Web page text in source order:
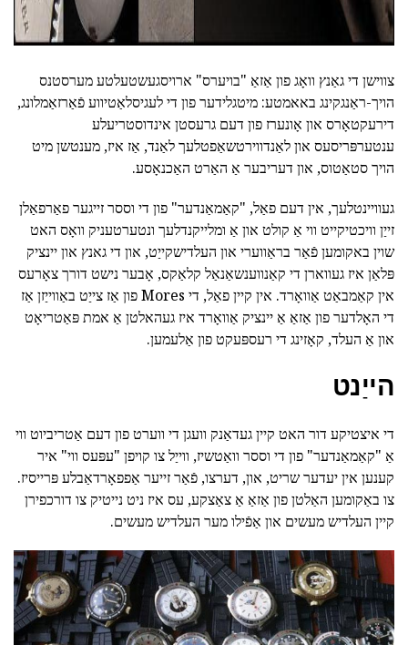
צווישן די גאַנץ וואָג פון אַזאַ "בויערס" ארויסגעשטעלטע מערסטנס
הויך-ראַנגקינג באאמטע: מיטגלידער פון די לעגיסלאַטיווע פֿאַרזאַמלונג,
דירעקטאָרס און אָונערז פון דעם גרעסטן אינדוסטריעלע
ענטערפּריסעס און לאַנדווירטשאַפטלעך לאַנד, אַז איז, מענטשן מיט
הויך סטאַטוס, און דעריבער אַ האַרט האַכנאָסע.
געוויינטלעך, אין דעם פאַל, "קאַמאַנדער" פון די וססר זייגער פאַרפאַלן
זייַן וויכטיקייט ווי אַ קולט און אַ ומלייקנדלעך ונטערטעניק וואָס האט
שוין באקומען פֿאַר בראַווערי און העלדישקייַט, און די גאנץ און יינציק
פּלאַן איז געווארן די קאַנווענשאַנאַל קלאַקס, אָבער נישט דורך צאָרעס
אין קאַמבאַט אַוואָרד. אין קיין פאַל, די Mores פון אַז צייַט באַווייַזן אַז
די האָלדער פון אַזאַ אַ יינציק אַוואָרד איז געהאלטן אַ אמת פּאַטריאָט
און אַ העלד, קאָזינג די רעספּעקט פון אַלעמען.
הייַנט
די איצטיקע דור האט קיין געדאַנק וועגן די ווערט פון דעם אַטריביוט ווי
אַ "קאַמאַנדער" פון די וססר וואַטשיז, ווייַל צו קויפן "עפּעס ווי" איר
קענען אין יעדער שריט, און, דערצו, פֿאַר זייער אַפפאָרדאַבלע פּרייסיז.
צו באַקומען האַלטן פון אַזאַ אַ צאַצקע, עס איז ניט נייטיק צו דורכפירן
קיין העלדיש מעשים און אַפֿילו מער העלדיש מעשים.